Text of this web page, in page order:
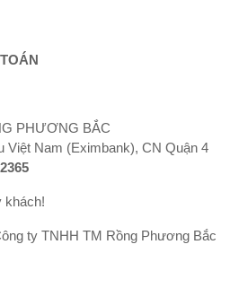
PHƯƠNG BẮC
Việt Nam (Eximbank), CN Quận 4
khách!
ty TNHH TM Rồng Phương Bắc